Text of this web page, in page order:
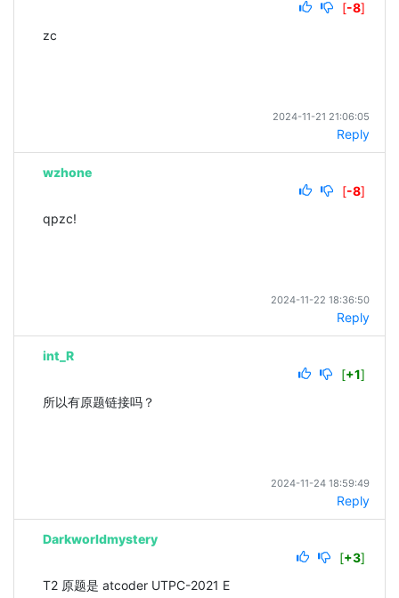
[-8]
zc
2024-11-21 21:06:05
Reply
wzhone
[-8]
qpzc!
2024-11-22 18:36:50
Reply
int_R
[+1]
所以有原题链接吗？
2024-11-24 18:59:49
Reply
Darkworldmystery
[+3]
T2 原题是 atcoder UTPC-2021 E